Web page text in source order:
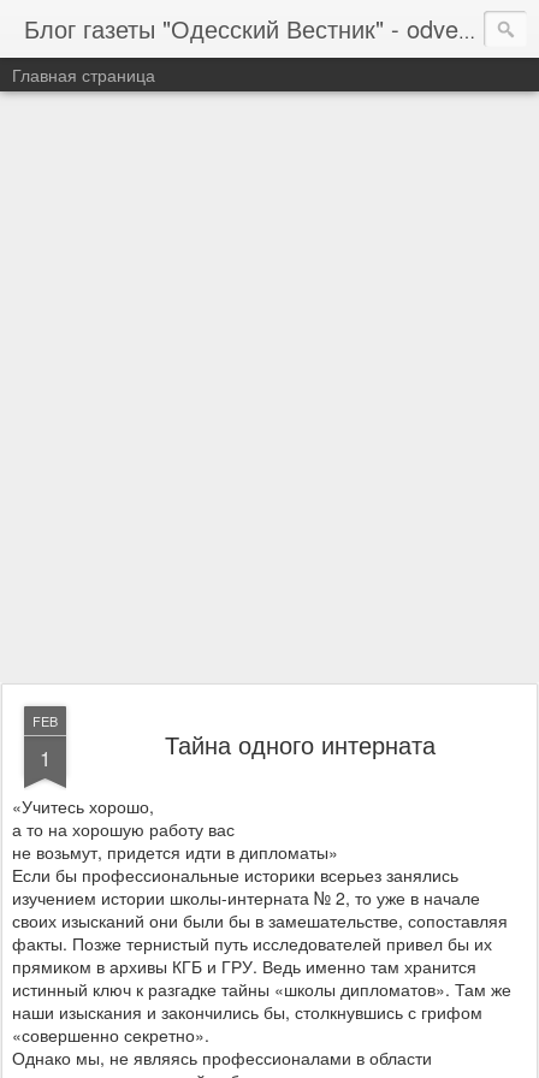
Блог газеты "Одесский Вестник" - odvestnik.com.ua, odvestnik.com
Главная страница
FEB
1 Тайна одного интерната
«Учитесь хорошо,
а то на хорошую работу вас
не возьмут, придется идти в дипломаты»
Если бы профессиональные историки всерьез занялись
изучением истории школы-интерната № 2, то уже в начале
своих изысканий они были бы в замешательстве, сопоставляя
факты. Позже тернистый путь исследователей привел бы их
прямиком в архивы КГБ и ГРУ. Ведь именно там хранится
истинный ключ к разгадке тайны «школы дипломатов». Там же
наши изыскания и закончились бы, столкнувшись с грифом
«совершенно секретно».
Однако мы, не являясь профессионалами в области